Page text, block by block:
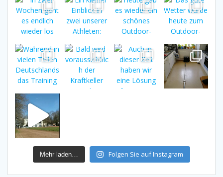
Mehr laden… Folgen Sie auf Instagram